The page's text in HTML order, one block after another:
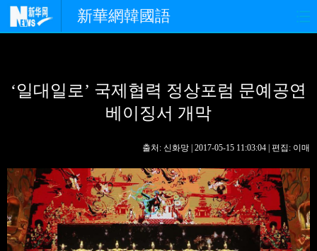
新華網韓國語
경제 사회 포토
핫 TV
생생 중국어
‘일대일로’ 국제협력 정상포럼 문예공연
베이징서 개막
출처: 신화망 | 2017-05-15 11:03:04 | 편집: 이매